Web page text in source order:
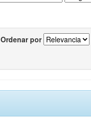
Ordenar por